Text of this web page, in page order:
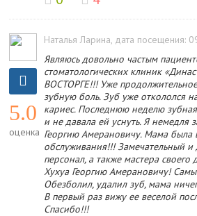
5.0
оценка
Наталья Ларина, дата посещения:
Являюсь довольно частым
стоматологических клиник
ВОСТОРГЕ!!! Уже
зубную боль. Зуб уже откололся
кариес. Последнюю неделю
и не давала ей уснуть. Я немедля
Георгию Амерановичу. Мама была
обслуживания!!! Замечательный
персонал, а также мастера
Хухуа Георгию Амерановичу!
Обезболил, удалил зуб, мама
В первый раз вижу ее веселой
Спасибо!!!